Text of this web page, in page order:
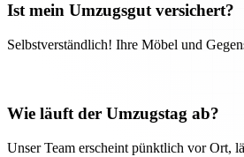
Ist mein Umzugsgut versichert?
Selbstverständlich! Ihre Möbel und
Wie läuft der Umzugstag ab?
Unser Team erscheint pünktlich vor Ort,